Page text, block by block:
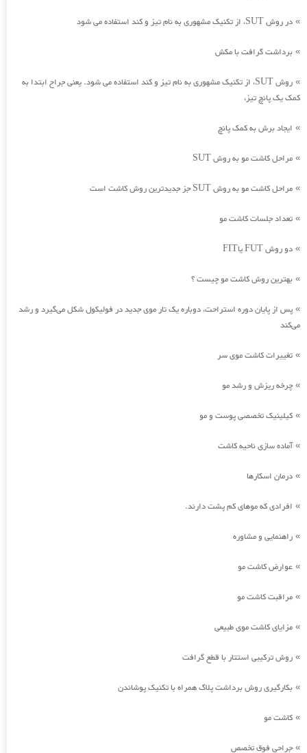
» در روش SUT، از تکنیک مشهوری به نام تیز و کند استفاده می شود
» برداشت گرافت با مکش
»
روش SUT، از تکنیک مشهوری به نام تیز و کند استفاده می شود. یعنی جراح ابتدا به
کمک یک پانچ تیز،
» ایجاد برش به کمک پانچ
» مراحل کاشت مو به روش SUT
» مراحل کاشت مو به روش SUT جز جدیدترین روش کاشت است
» تعداد جلسات کاشت مو
» دو روش FUT یاFIT
» بهترین روش کاشت مو چیست ؟
» پس از پایان دوره استراحت، دوباره یک تار موی جدید در فولیکول شکل می‌گیرد و رشد
می‌کند
» تغییرات کاشت موی سر
» چرخه ریزش و رشد مو
» کیلینیک تخصصی پوست و مو
»آماده سازی ناحیه کاشت
» درمان اسکارها
» افرادی که موهای کم پشت دارند.
» راهنمایی و مشاوره
» عوارض کاشت مو
» مراقبت کاشت مو
» مزایای کاشت موی طبیعی
» روش ترکیبی استتار با قطع گرافت
» بکارگیری روش برداشت پلاگ همراه با تکنیک پوشاندن
» کاشت مو
» جراحی فوق تخصص